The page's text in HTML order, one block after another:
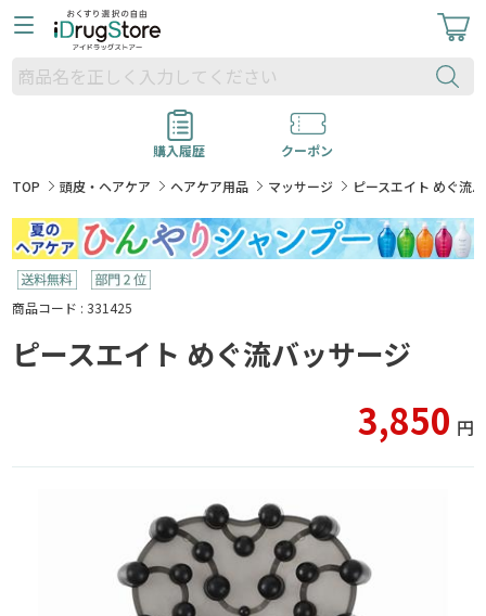
購入履歴
クーポン
TOP
頭皮・ヘアケア ヘアケア用品 マッサージ ピースエイト めぐ流
商品コード : 331425
ピースエイト めぐ流バッサージ
3,850 円